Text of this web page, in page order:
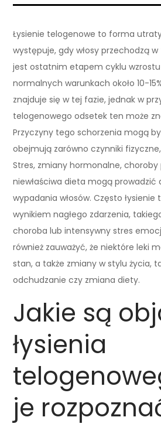
Łysienie telogenowe to forma
występuje, gdy włosy przechodzą
jest ostatnim etapem cyklu wzrostu
normalnych warunkach około 10-
znajduje się w tej fazie, jednak w
telogenowego odsetek ten może
Przyczyny tego schorzenia mogą
obejmują zarówno czynniki
Stres, zmiany hormonalne, choroby
niewłaściwa dieta mogą prowadzić
wypadania włosów. Często
wynikiem nagłego zdarzenia,
choroba lub intensywny stres
również zauważyć, że niektóre leki
stan, a także zmiany w stylu życia,
odchudzanie czy zmiana diety.
Jakie są
łysienia
je